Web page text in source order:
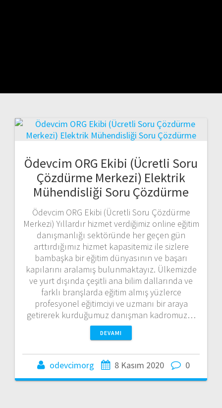
Ödevcim ORG Ekibi (Ücretli Soru
Çözdürme Merkezi) Elektrik
Mühendisliği Soru Çözdürme
Ödevcim ORG Ekibi (Ücretli Soru Çözdürme
Merkezi) Yıllardır hizmet verdiğimiz online eğitim
danışmanlığı sektöründe her geçen gün
arttırdığımız hizmet kapasitemiz ile sizlere
bambaşka bir eğitim dünyasının ve başarı
kapılarını aralamış bulunmaktayız. Ülkemizde
ve yurt dışında çeşitli ana bilim dallarında ve
farklı branşlarda eğitim almış yüzlerce
profesyonel eğitimciyi ve uzmanı bir araya
getirerek kurduğumuz danışman kadromuz…
DEVAMI
odevcimorg 8 Kasım 2020 0